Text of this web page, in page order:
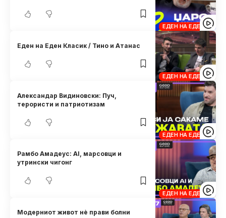
ЕДЕН НА ЕДЕН
ЕДЕН НА ЕДЕН
Еден на Еден Класик / Тино и Атанас
ЕДЕН НА ЕДЕН
Александар Видиновски: Пуч,
терористи и патриотизам
ЕДЕН НА ЕДЕН
Рамбо Амадеус: AI, марсовци и
утрински чигонг
Модерниот живот нè прави болни